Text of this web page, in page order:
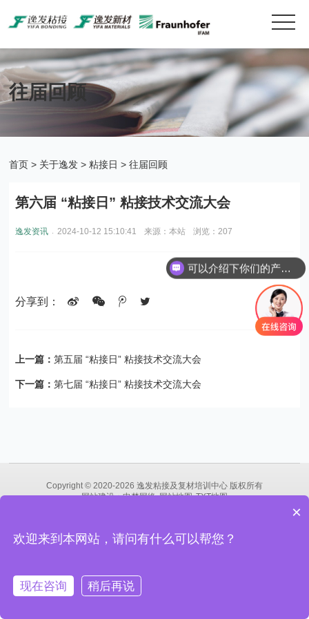
往届回顾
首页 > 关于逸发 >粘接日 >往届回顾
第六届 “粘接日” 粘接技术交流大会
逸发资讯 2024-10-12 15:10:41 来源：本站 浏览：207
分享到：
上一篇： 第五届 “粘接日” 粘接技术交流大会
下一篇： 第七届 “粘接日” 粘接技术交流大会
Copyright © 2020-2026 逸发粘接及复材培训中心 版权所有
网站建设：申梦网络 网站地图 TXT地图
关注我们
可以介绍下你们的产品么？
×
欢迎来到本网站，请问有什么可以帮您？
现在咨询 稍后再说